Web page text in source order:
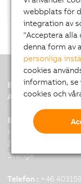
B&R
A member of the
B&R Headquarters:
Hyllie Alle 31
215 33 Malmo
Sverige
Telefon : +46
webbplats för
integration av
"Acceptera
denna form av
personliga
cookies
information, se
cookies och